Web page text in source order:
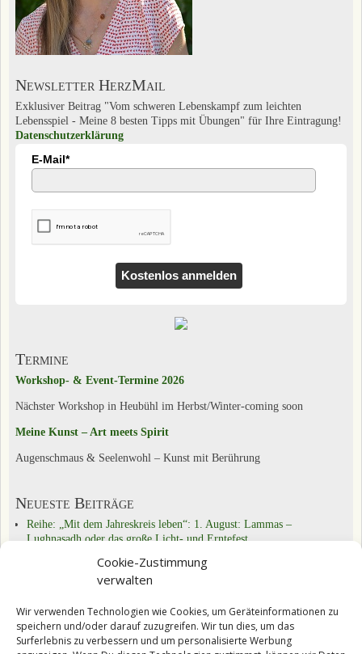
Cookie-Zustimmung
verwalten
Wir verwenden Technologien wie Cookies, um Geräteinformationen zu
speichern und/oder darauf zuzugreifen. Wir tun dies, um das
Surferlebnis zu verbessern und um personalisierte Werbung
Newsletter HerzMail
Exklusiver Beitrag "Vom schweren Lebenskampf zum leichten
Lebensspiel - Meine 8 besten Tipps mit Übungen" für Ihre Eintragung!
Datenschutzerklärung
E-Mail*
Kostenlos anmelden
Termine
Workshop- & Event-Termine 2026
Nächster Workshop in Heubühl im Herbst/Winter-coming soon
Meine Kunst – Art meets Spirit
Augenschmaus & Seelenwohl – Kunst mit Berührung
Neueste Beiträge
Reihe: „Mit dem Jahreskreis leben“: 1. August: Lammas –
Lughnasadh oder das große Licht- und Erntefest
alte Bräuche weiter leben
Reihe „Mit dem Jahreskreis leben“: Beltane: Walpurgisnacht, Feuer-,
Kategorien